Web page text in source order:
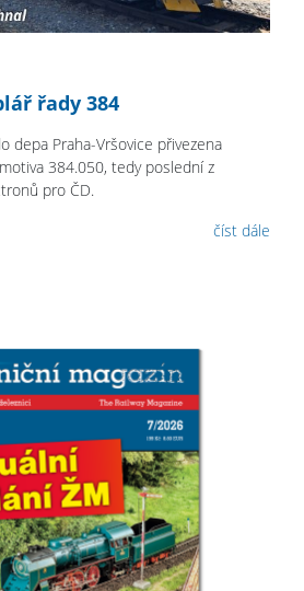
řady 384
depa Praha-Vršovice přivezena
384.050, tedy poslední z
pro ČD.
číst dále